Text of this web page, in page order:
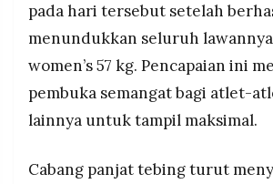
pada hari tersebut setelah
menundukkan seluruh
women’s 57 kg. Pencapaian ini
pembuka semangat bagi atlet-
lainnya untuk tampil maksimal.
Cabang panjat tebing turut